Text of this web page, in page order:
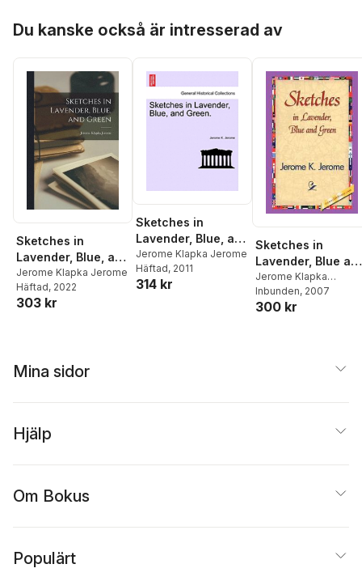
Du kanske också är intresserad av
Sketches in
Lavender, Blue, and
Green
Jerome Klapka Jerome
Häftad, 2022
303 kr
Sketches in
Lavender, Blue, and
Green.
Jerome Klapka Jerome
Häftad, 2011
314 kr
Sketches in
Lavender, Blue
Green
Jerome Klapka
Jerome,1stworld
Library
Inbunden, 2007
300 kr
Mina sidor
Hjälp
Om Bokus
Populärt